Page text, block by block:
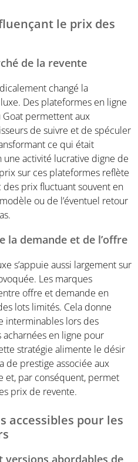
le prix des
de la revente
changé la
Des plateformes en ligne
Goat permettent aux
de suivre et de spéculer
ce qui était
activité lucrative digne de
sur ces plateformes reflète
prix fluctuant souvent en
ou de l’éventuel retour
la demande et de l’offre
s’appuie aussi largement sur
Les marques
offre et demande en
lots limités. Cela donne
interminables lors des
en ligne pour
stratégie alimente le désir
de prestige associée aux
et, par conséquent, permet
prix de revente.
accessibles pour les
versions abordables de